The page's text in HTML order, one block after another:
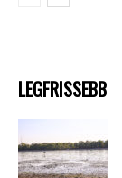
LEGFRISSEBB